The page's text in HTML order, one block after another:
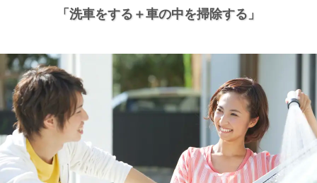
「洗車をする＋車の中を掃除する」